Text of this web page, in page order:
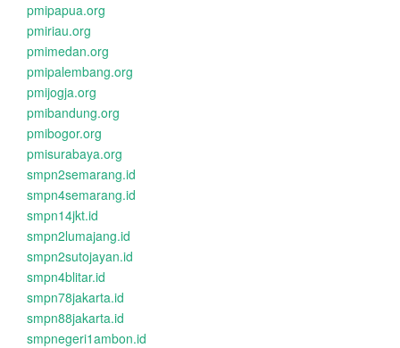
pmipapua.org
pmiriau.org
pmimedan.org
pmipalembang.org
pmijogja.org
pmibandung.org
pmibogor.org
pmisurabaya.org
smpn2semarang.id
smpn4semarang.id
smpn14jkt.id
smpn2lumajang.id
smpn2sutojayan.id
smpn4blitar.id
smpn78jakarta.id
smpn88jakarta.id
smpnegeri1ambon.id